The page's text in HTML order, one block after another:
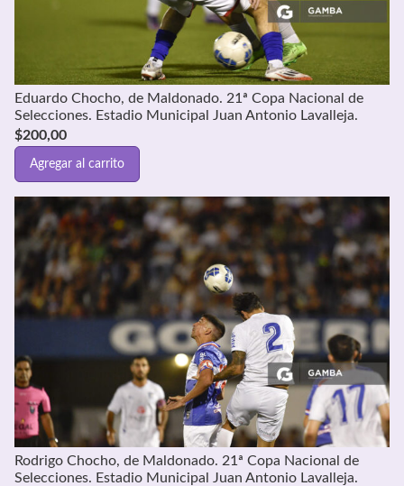
Eduardo Chocho, de Maldonado. 21ª Copa Nacional de
Selecciones. Estadio Municipal Juan Antonio Lavalleja.
$200,00
Agregar al carrito
Rodrigo Chocho, de Maldonado. 21ª Copa Nacional de
Selecciones. Estadio Municipal Juan Antonio Lavalleja.